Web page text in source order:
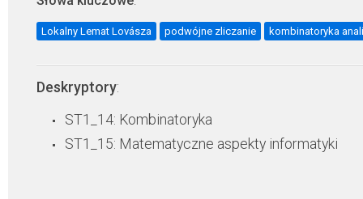
Lokalny Lemat Lovásza podwójne zliczanie kombinatoryka
Deskryptory:
ST1_14: Kombinatoryka
ST1_15: Matematyczne aspekty informatyki